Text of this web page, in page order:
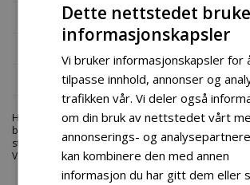
Mer informasjon
Fil vedlegg
Hos engrosservice.no får du kjøptsimring 3500
beste priser. Bestill en aggregat-deler
i dag fra
stort utvalg av produkter innen: Hjem, sport og fritids
Velkommen skal du være.
Dette nettstedet
informasjonskapsler
Vi bruker informasjonskapsler for
tilpasse innhold, annonser og
trafikken vår. Vi deler også
om din bruk av nettstedet vårt
annonserings- og
kan kombinere den med annen
informasjon du har gitt dem eller